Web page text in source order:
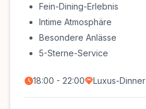
Fein-Dining-Erlebnis
Intime Atmosphäre
Besondere Anlässe
5-Sterne-Service
18:00 - 22:00 Luxus-Dinner